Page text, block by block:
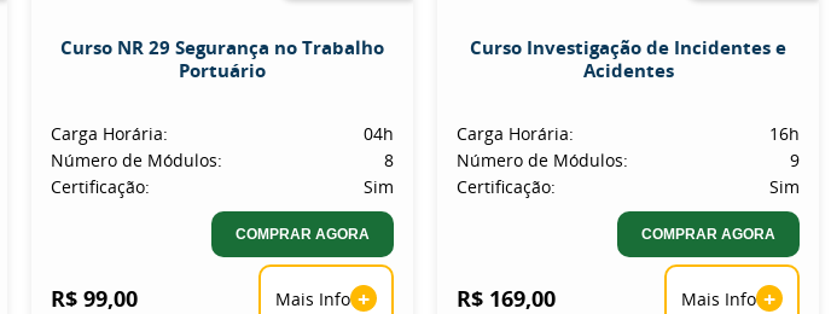
Curso NR 29 Segurança no Trabalho
Portuário
Carga Horária:
04h
Número de Módulos:
8
Certificação:
Sim
COMPRAR AGORA
R$ 99,00 Mais Info +
Curso Investigação de Incidentes e
Acidentes
Carga Horária:
16h
Número de Módulos:
9
Certificação:
Sim
COMPRAR AGORA
R$ 169,00 Mais Info +